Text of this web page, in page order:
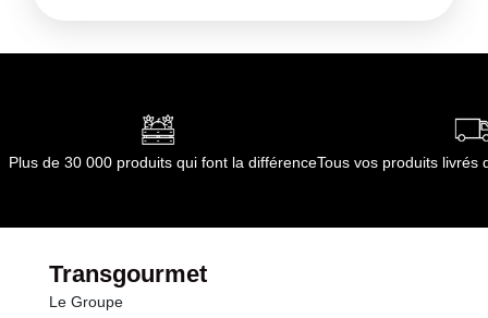
Plus de 30 000 produits qui font la différenceTous vos produits livrés
Transgourmet
Le Groupe